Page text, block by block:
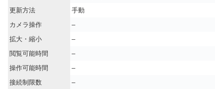
更新方法
手動
カメラ操作
–
拡大・縮小
–
閲覧可能時間
–
操作可能時間
–
接続制限数
–